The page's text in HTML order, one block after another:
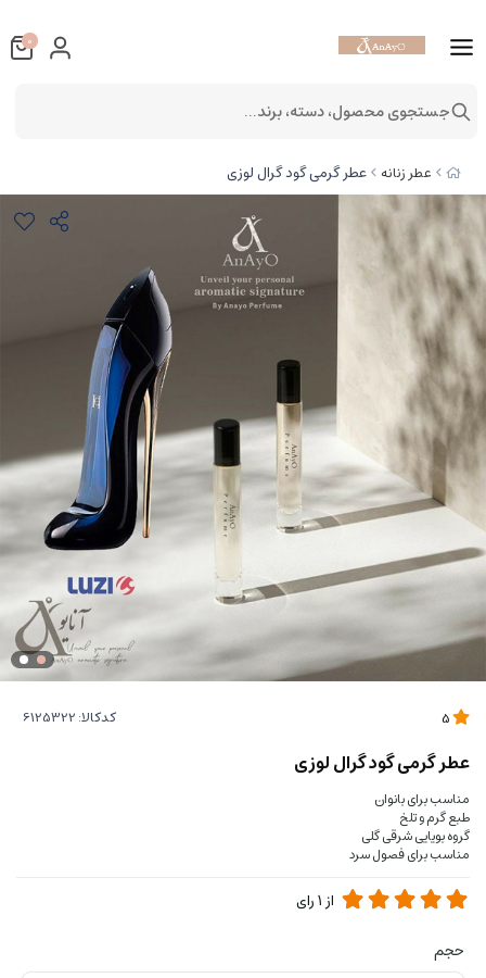
عطر زنانه عطر گرمی گود گرال لوزی
کدکالا:
عطر گرمی گود گرال لوزی
مناسب برای بانوان
طبع گرم و تلخ
گروه بویایی شرقی گلی
مناسب برای فصول سرد
از 1رای
حجم
0
جستجوی محصول، دسته، برند...